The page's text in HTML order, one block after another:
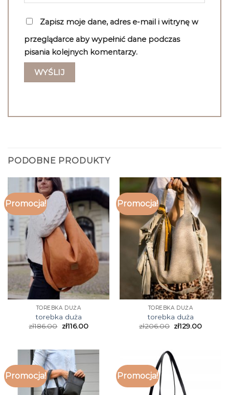
Zapisz moje dane, adres e-mail i witrynę w
przeglądarce aby wypełnić dane podczas
pisania kolejnych komentarzy.
PODOBNE PRODUKTY
Promocja!
TOREBKA DUŻA
torebka duża
zł186.00 zł116.00
Promocja!
TOREBKA DUŻA
torebka duża
zł206.00 zł129.00
Promocja! Promocja!